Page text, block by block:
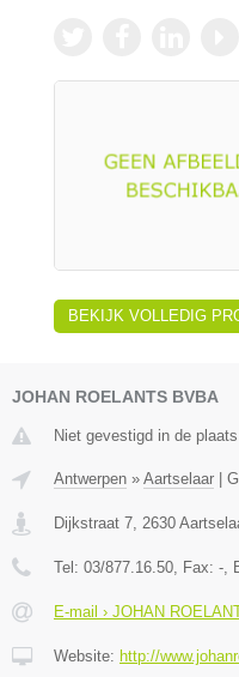
BEKIJK VOLLEDIG
JOHAN ROELANTS BVBA
Niet gevestigd in de
Antwerpen » Aartselaar
Dijkstraat 7 2630
Tel: 03/877.16.50 , Fax: - ,
E-mail › JOHAN
Website: http://